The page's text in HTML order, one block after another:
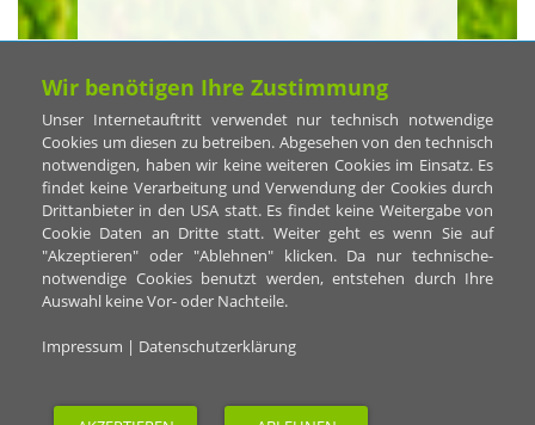
Wir benötigen Ihre Zustimmung
Unser Internetauftritt verwendet nur technisch notwendige
Cookies um diesen zu betreiben. Abgesehen von den technisch
notwendigen, haben wir keine weiteren Cookies im Einsatz. Es
findet keine Verarbeitung und Verwendung der Cookies durch
Drittanbieter in den USA statt. Es findet keine Weitergabe von
Cookie Daten an Dritte statt. Weiter geht es wenn Sie auf
"Akzeptieren" oder "Ablehnen" klicken. Da nur technische-
notwendige Cookies benutzt werden, entstehen durch Ihre
Auswahl keine Vor- oder Nachteile.
Impressum | Datenschutzerklärung
Jahrestagung des
BKJPP
Schule und mentale
Gesundheit
Was brauchen Kinder?
12.–14. November